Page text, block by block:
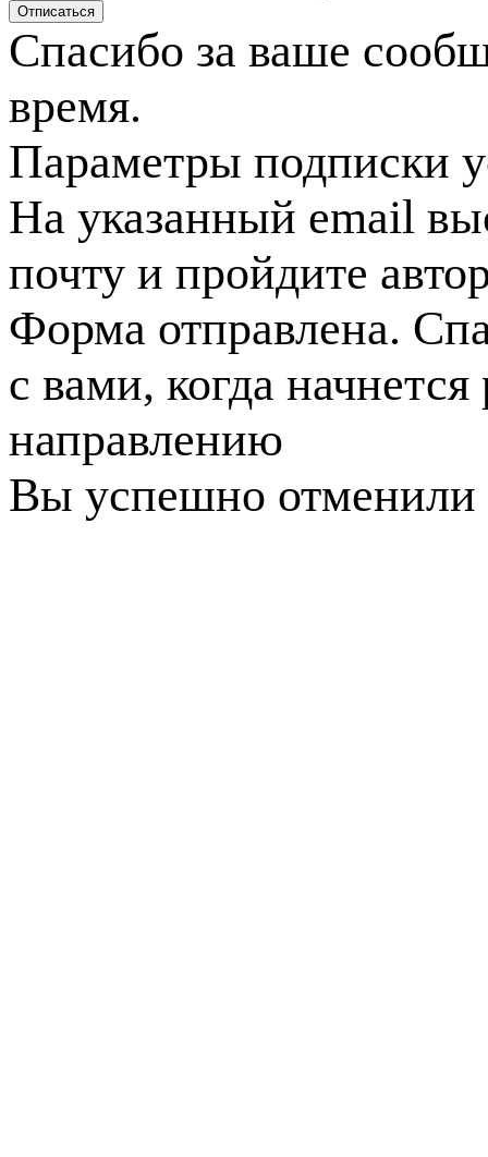
Спасибо за ваше
время.
Параметры подписки
На указанный email
почту и пройдите
Форма отправлена.
с вами, когда
направлению
Вы успешно отменили